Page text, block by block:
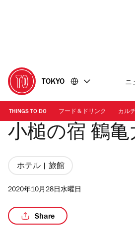
に
移
動
移
動
TOKYO ニ
THINGS TO DO フード＆ドリンク カル
小槌の宿 鶴亀
ホテル | 旅館
2020年10月28日水曜日
Share